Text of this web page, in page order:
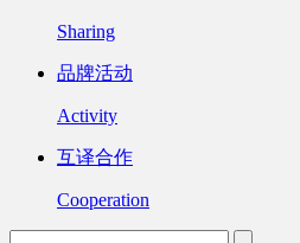
Sharing
品牌活动
Activity
互译合作
Cooperation